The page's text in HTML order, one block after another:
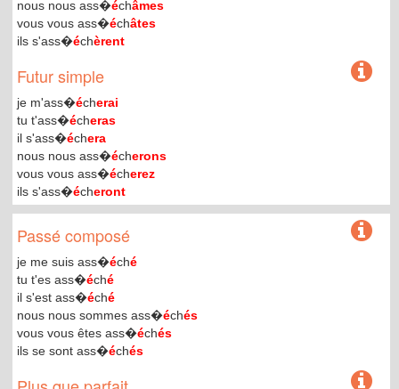
nous nous ass�échâmes
vous vous ass�échâtes
ils s'ass�échèrent
Futur simple
je m'ass�écherai
tu t'ass�écheras
il s'ass�échera
nous nous ass�écherons
vous vous ass�écherez
ils s'ass�écheront
Passé composé
je me suis ass�éché
tu t'es ass�éché
il s'est ass�éché
nous nous sommes ass�échés
vous vous êtes ass�échés
ils se sont ass�échés